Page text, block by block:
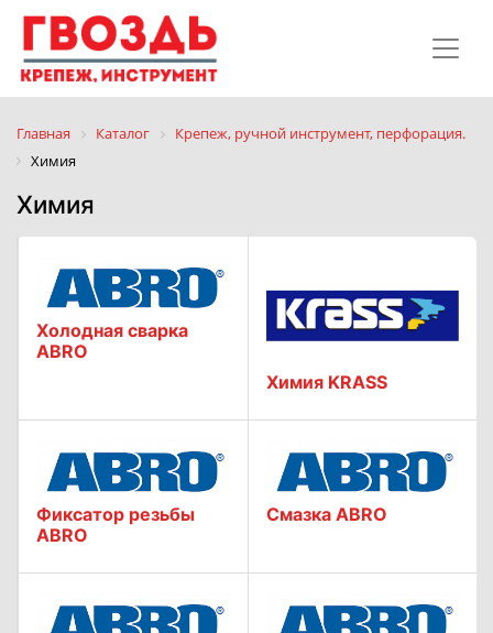
Главная Каталог
Крепеж, ручной инструмент, перфорация.
Химия
Химия
Холодная сварка
ABRO
Химия KRASS
Фиксатор резьбы
ABRO
Смазка ABRO